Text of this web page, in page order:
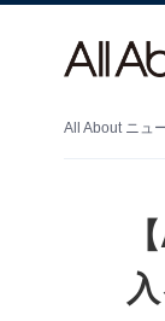
All About ニュ